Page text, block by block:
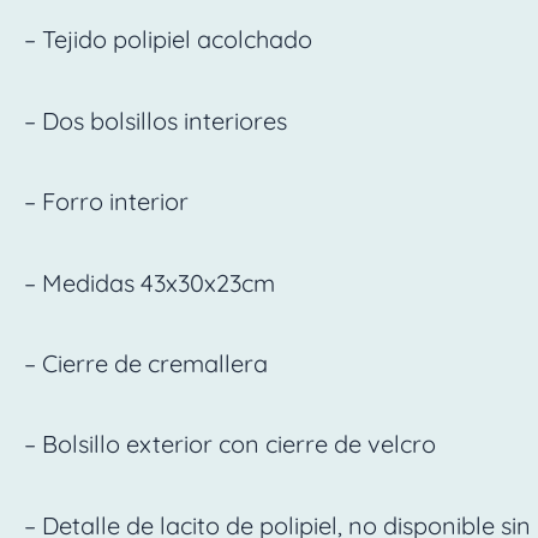
– Tejido polipiel acolchado
– Dos bolsillos interiores
– Forro interior
– Medidas 43x30x23cm
– Cierre de cremallera
– Bolsillo exterior con cierre de velcro
– Detalle de lacito de polipiel, no disponible